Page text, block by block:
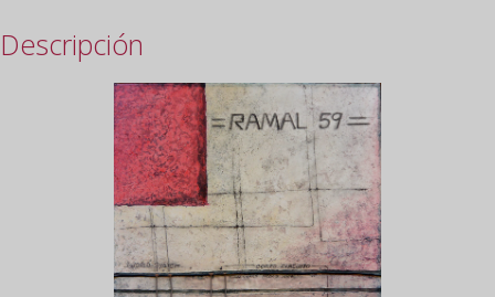
Descripción